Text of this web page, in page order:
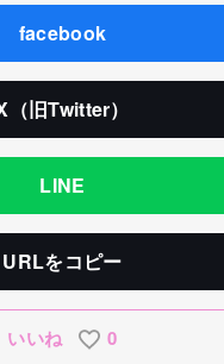
facebook
（旧Twitter）
LINE
URLをコピー
いいね 0